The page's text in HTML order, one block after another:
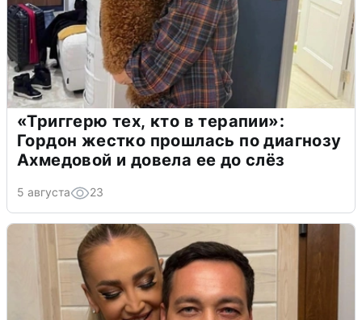
«Триггерю тех, кто в терапии»:
Гордон жестко прошлась по диагнозу
Ахмедовой и довела ее до слёз
5 августа 23